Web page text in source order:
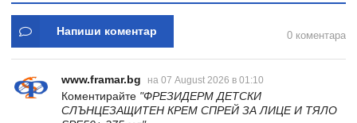
Напиши коментар 0 коментара
www.framar.bg на 07 August 2026 в 01:10
Коментирайте "ФРЕЗИДЕРМ ДЕТСКИ
СЛЪНЦЕЗАЩИТЕН КРЕМ СПРЕЙ ЗА ЛИЦЕ И ТЯЛО